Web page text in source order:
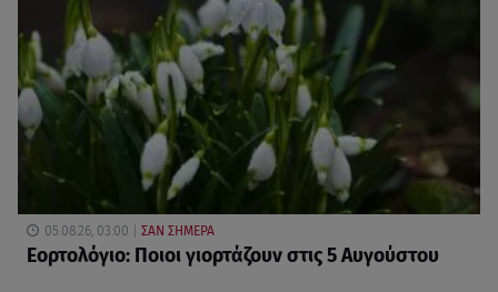
05.08.26, 03:00 ΣΑΝ ΣΗΜΕΡΑ
Εορτολόγιο: Ποιοι γιορτάζουν στις 5 Αυγούστου